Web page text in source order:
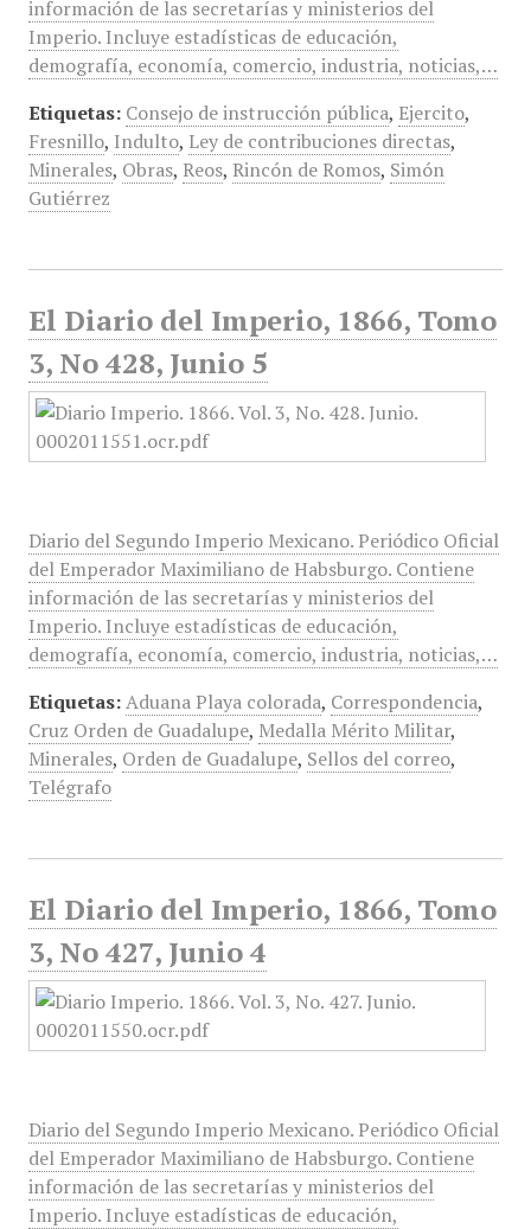
información de las secretarías y ministerios del
Imperio. Incluye estadísticas de educación,
demografía, economía, comercio, industria, noticias,…
Etiquetas: Consejo de instrucción pública, Ejercito,
Fresnillo, Indulto, Ley de contribuciones directas,
Minerales, Obras, Reos, Rincón de Romos, Simón
Gutiérrez
El Diario del Imperio, 1866, Tomo
3, No 428, Junio 5
Diario del Segundo Imperio Mexicano. Periódico Oficial
del Emperador Maximiliano de Habsburgo. Contiene
información de las secretarías y ministerios del
Imperio. Incluye estadísticas de educación,
demografía, economía, comercio, industria, noticias,…
Etiquetas: Aduana Playa colorada, Correspondencia,
Cruz Orden de Guadalupe, Medalla Mérito Militar,
Minerales, Orden de Guadalupe, Sellos del correo,
Telégrafo
El Diario del Imperio, 1866, Tomo
3, No 427, Junio 4
Diario del Segundo Imperio Mexicano. Periódico Oficial
del Emperador Maximiliano de Habsburgo. Contiene
información de las secretarías y ministerios del
Imperio. Incluye estadísticas de educación,